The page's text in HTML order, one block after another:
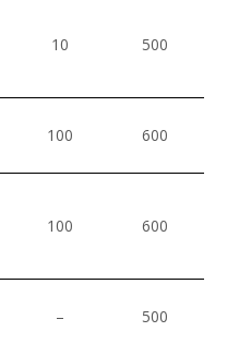
10 500
100 600
100 600
– 500